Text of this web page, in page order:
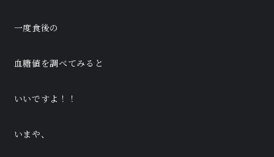
一度食後の
血糖値を調べてみると
いいですよ！！
いまや、